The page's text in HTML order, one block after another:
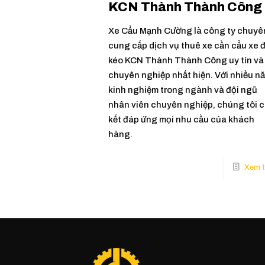
KCN Thành Thành Công
Xe Cẩu Mạnh Cường là công ty
cung cấp dịch vụ thuê xe cần cẩu xe
kéo KCN Thành Thành Công uy tín và
chuyên nghiệp nhất hiện. Với nhiều
kinh nghiệm trong ngành và đội ngũ
nhân viên chuyên nghiệp, chúng tôi
kết đáp ứng mọi nhu cầu của khách
hàng.